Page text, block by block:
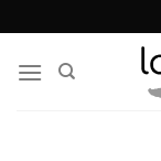
al
contenido